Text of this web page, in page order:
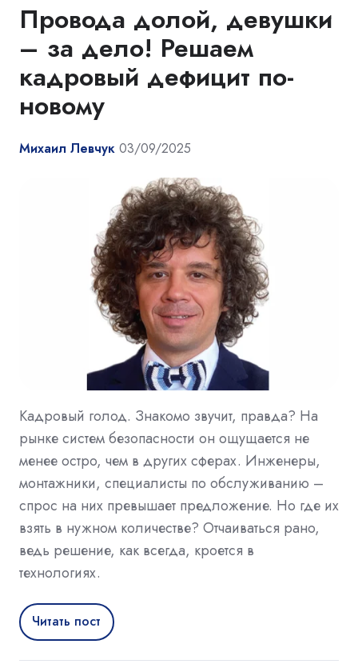
Провода долой, девушки
– за дело! Решаем
кадровый дефицит по-
новому
Михаил Левчук 03/09/2025
Кадровый голод. Знакомо звучит, правда? На
рынке систем безопасности он ощущается не
менее остро, чем в других сферах. Инженеры,
монтажники, специалисты по обслуживанию –
спрос на них превышает предложение. Но где их
взять в нужном количестве? Отчаиваться рано,
ведь решение, как всегда, кроется в
технологиях.
Читать пост